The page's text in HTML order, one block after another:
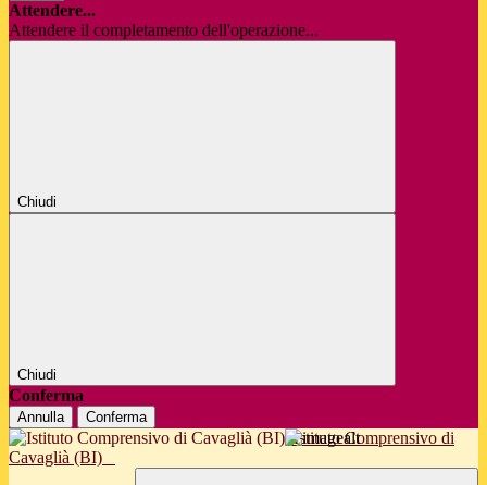
Attendere...
Attendere il completamento dell'operazione...
Chiudi
Chiudi
Conferma
Annulla Conferma
Istituto Comprensivo di
Cavaglià (BI)